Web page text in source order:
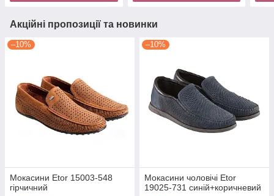
Акційні пропозиції та новинки
–10%
Мокасини Etor 15003-548
гірчичний
–10%
Мокасини чоловічі Etor
19025-731 синій+коричневий